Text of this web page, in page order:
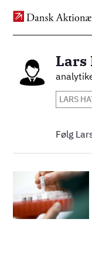
Gå
Billede Lars
LARS
Følg
Billede